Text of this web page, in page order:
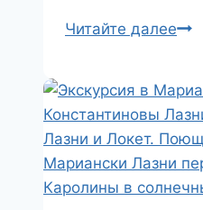
Читайте далееДля
8
лет